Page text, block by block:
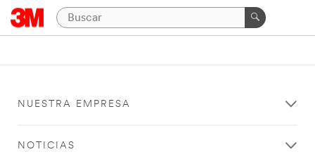
NUESTRA EMPRESA
NOTICIAS